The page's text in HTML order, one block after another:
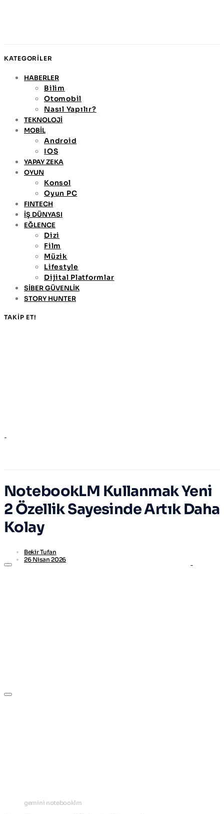
KATEGORİLER
HABERLER
Bilim
Otomobil
Nasıl Yapılır?
TEKNOLOJİ
MOBİL
Android
IOS
YAPAY ZEKA
OYUN
Konsol
Oyun PC
FINTECH
İŞ DÜNYASI
EĞLENCE
Dizi
Film
Müzik
Lifestyle
Dijital Platformlar
SİBER GÜVENLİK
STORY HUNTER
TAKİP ET!
NotebookLM Kullanmak Yeni
2 Özellik Sayesinde Artık Daha
Kolay
Bekir Tufan
26 Nisan 2026
gemini notebooklm